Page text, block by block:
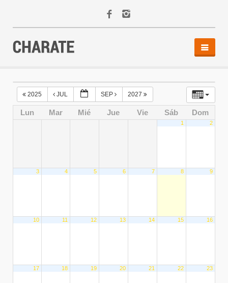
AGENDA
ACTIVIDADES
ALQUILER
2025 JUL SEP 2027
Lun Mar Mié Jue Vie Sáb Dom
1 2
3 4 5 6 7 8 9
10 11 12 13 14 15 16
17 18 19 20 21 22 23